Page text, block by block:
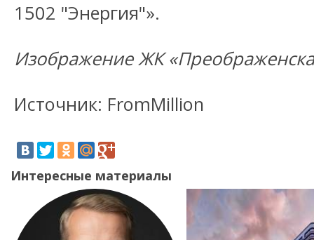
1502 "Энергия"».
Изображение ЖК
Источник: FromMillion
Интересные материалы